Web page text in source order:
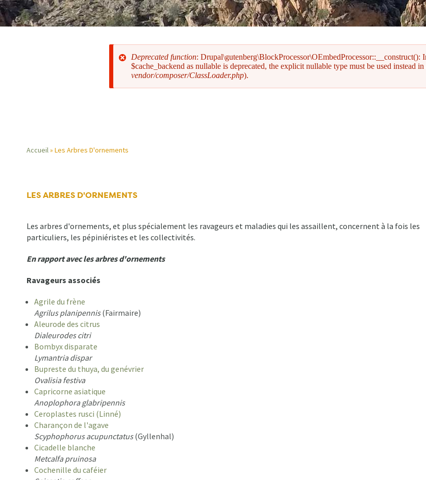
Message
Deprecated function: Drupal\gutenberg\BlockProcessor\OEmbedProcessor::__construct():
$cache_backend as nullable is deprecated, the explicit nullable type must be used instead in
vendor/composer/ClassLoader.php).
d'Ariane
Accueil Les Arbres D'ornements
LES ARBRES D'ORNEMENTS
Les arbres d'ornements, et plus spécialement les ravageurs et maladies qui les assaillent, concernent à la fois les
particuliers, les pépiniéristes et les collectivités.
En rapport avec les arbres d'ornements
Ravageurs associés
Agrile du frène
Agrilus planipennis(Fairmaire)
Aleurode des citrus
Dialeurodes citri
Bombyx disparate
Lymantria dispar
Bupreste du thuya, du genévrier
Ovalisia festiva
Capricorne asiatique
Anoplophora glabripennis
Ceroplastes rusci (Linné)
Charançon de l'agave
Scyphophorus acupunctatus(Gyllenhal)
Cicadelle blanche
Metcalfa pruinosa
Cochenille du caféier